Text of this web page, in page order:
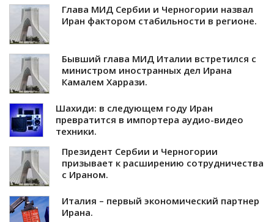
Глава МИД Сербии и Черногории назвал
Иран фактором стабильности в регионе.
Бывший глава МИД Италии встретился с
министром иностранных дел Ирана
Камалем Харрази.
Шахиди: в следующем году Иран
превратится в импортера аудио-видео
техники.
Президент Сербии и Черногории
призывает к расширению сотрудничества
с Ираном.
Италия – первый экономический партнер
Ирана.